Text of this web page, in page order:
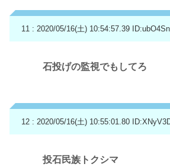
11 : 2020/05/16(土) 10:54:57.39
石投げの監視でもしてろ
12 : 2020/05/16(土) 10:55:01.80
投石民族トクシマ